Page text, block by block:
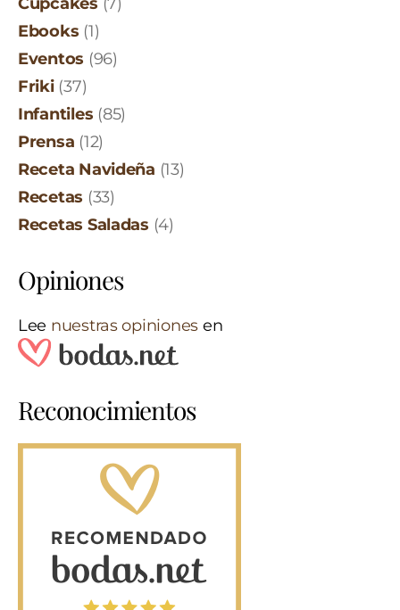
Ebooks (1)
Eventos (96)
Friki(37)
Infantiles (85)
Prensa (12)
Receta Navideña (13)
Recetas (33)
Recetas Saladas (4)
Opiniones
Lee nuestras opiniones en
Reconocimientos